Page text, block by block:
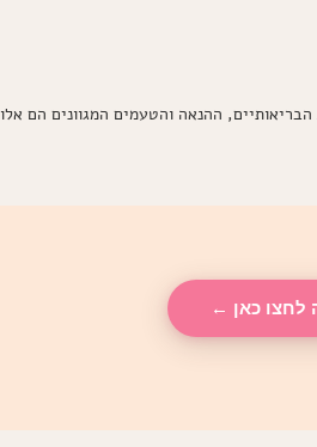
ההנאה והטעמים המגוונים הם אלו
לחצו כאן ←